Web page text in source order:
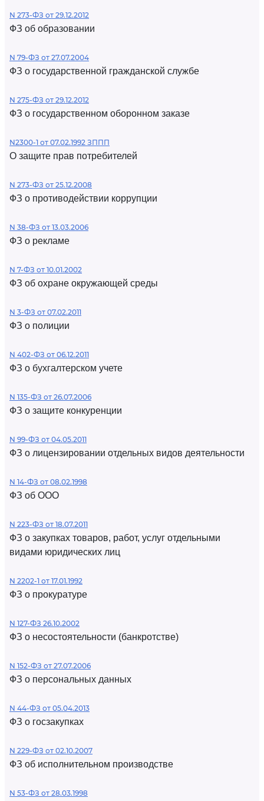
N 273-ФЗ от 29.12.2012
ФЗ об образовании
N 79-ФЗ от 27.07.2004
ФЗ о государственной гражданской службе
N 275-ФЗ от 29.12.2012
ФЗ о государственном оборонном заказе
N2300-1 от 07.02.1992 ЗППП
О защите прав потребителей
N 273-ФЗ от 25.12.2008
ФЗ о противодействии коррупции
N 38-ФЗ от 13.03.2006
ФЗ о рекламе
N 7-ФЗ от 10.01.2002
ФЗ об охране окружающей среды
N 3-ФЗ от 07.02.2011
ФЗ о полиции
N 402-ФЗ от 06.12.2011
ФЗ о бухгалтерском учете
N 135-ФЗ от 26.07.2006
ФЗ о защите конкуренции
N 99-ФЗ от 04.05.2011
ФЗ о лицензировании отдельных видов деятельности
N 14-ФЗ от 08.02.1998
ФЗ об ООО
N 223-ФЗ от 18.07.2011
ФЗ о закупках товаров, работ, услуг отдельными
видами юридических лиц
N 2202-1 от 17.01.1992
ФЗ о прокуратуре
N 127-ФЗ 26.10.2002
ФЗ о несостоятельности (банкротстве)
N 152-ФЗ от 27.07.2006
ФЗ о персональных данных
N 44-ФЗ от 05.04.2013
ФЗ о госзакупках
N 229-ФЗ от 02.10.2007
ФЗ об исполнительном производстве
N 53-ФЗ от 28.03.1998